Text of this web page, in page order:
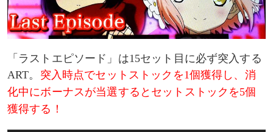
「ラストエピソード」は15セット目に必ず突入する
ART。 突入時点でセットストックを1個獲得し、消
化中にボーナスが当選するとセットストックを5個
獲得する！